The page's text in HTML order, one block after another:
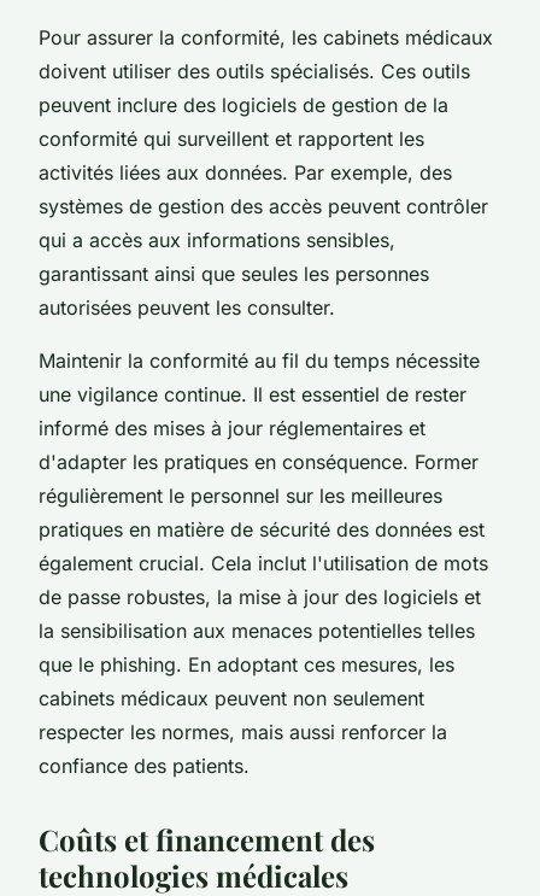
Pour assurer la conformité, les cabinets médicaux
doivent utiliser des outils spécialisés. Ces outils
peuvent inclure des logiciels de gestion de la
conformité qui surveillent et rapportent les
activités liées aux données. Par exemple, des
systèmes de gestion des accès peuvent contrôler
qui a accès aux informations sensibles,
garantissant ainsi que seules les personnes
autorisées peuvent les consulter.
Maintenir la conformité au fil du temps nécessite
une vigilance continue. Il est essentiel de rester
informé des mises à jour réglementaires et
d'adapter les pratiques en conséquence. Former
régulièrement le personnel sur les meilleures
pratiques en matière de sécurité des données est
également crucial. Cela inclut l'utilisation de mots
de passe robustes, la mise à jour des logiciels et
la sensibilisation aux menaces potentielles telles
que le phishing. En adoptant ces mesures, les
cabinets médicaux peuvent non seulement
respecter les normes, mais aussi renforcer la
confiance des patients.
Coûts et financement des
technologies médicales